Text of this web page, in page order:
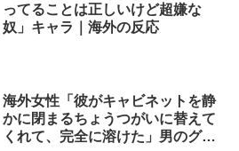
ってることは正しいけど超嫌な
奴」キャラ｜海外の反応
海外女性「彼がキャビネットを静
かに閉まるちょうつがいに替えて
くれて、完全に溶けた」男のグッ